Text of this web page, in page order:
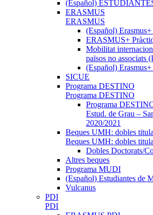
(Español)
ERASMUS
ERASMUS
(Español)
ERASMUS+
Mobilitat
països no associats
(Español)
SICUE
Programa DESTINO
Programa DESTINO
Programa
Estud. de Grau –
2020/2021
Beques UMH: dobles
Beques UMH: dobles
Dobles Doctorats/
Altres beques
Programa MUDI
(Español) Estudiantes de
Vulcanus
PDI
PDI